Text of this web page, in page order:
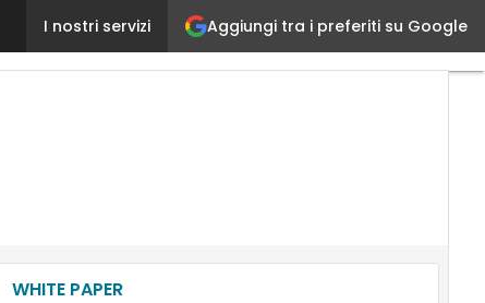
Aggiungi tra i preferiti su Google
I nostri servizi
I benefici delle Aste onlineUltimi
articoli
AI
WHITE PAPER